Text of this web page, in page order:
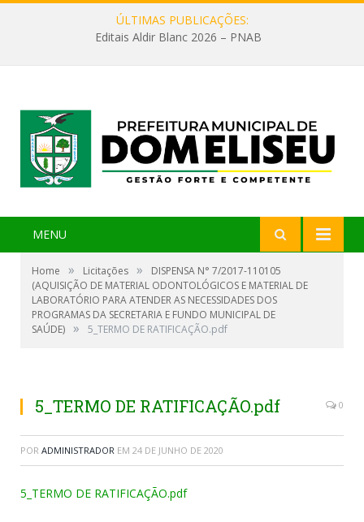
ÚLTIMAS PUBLICAÇÕES:
Editais Aldir Blanc 2026 – PNAB
MENU
Home » Licitações »
DISPENSA N° 7/2017-110105
(AQUISIÇÃO DE MATERIAL ODONTOLÓGICOS E MATERIAL DE
LABORATÓRIO PARA ATENDER AS NECESSIDADES DOS
PROGRAMAS DA SECRETARIA E FUNDO MUNICIPAL DE
SAÚDE) » 5_TERMO DE RATIFICAÇÃO.pdf
5_TERMO DE RATIFICAÇÃO.pdf 0
POR ADMINISTRADOR EM 24 DE JUNHO DE 2020
5_TERMO DE RATIFICAÇÃO.pdf